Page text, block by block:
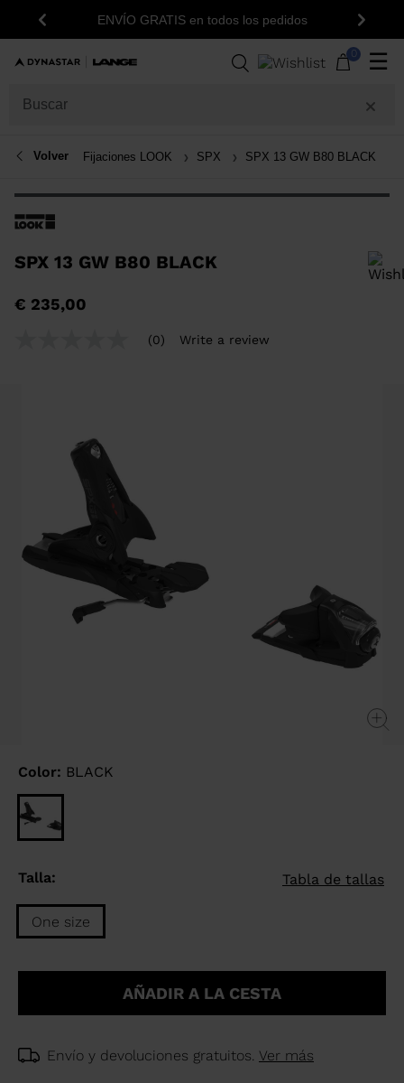
AnteriorENVÍO GRATIS en todos los pedidos
0 ☰
Volver Fijaciones LOOK SPX SPX 13 GW B80 BLACK
SPX 13 GW B80 BLACK
talla
€ 235,00
(0) Write a review
Color: BLACK
Talla: Tabla de tallas
One size
Talla
AÑADIR A LA CESTA
Envío y devoluciones gratuitos. Ver más